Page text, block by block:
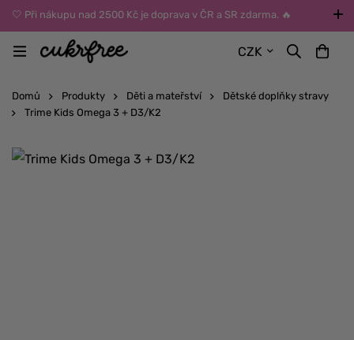
🤍 Při nákupu nad 2500 Kč je doprava v ČR a SR zdarma. 🔥
UPOZORNĚNÍ: Během léta vybírejte dopravu kurýrem nebo do Z-
BOXů umístěných uvnitř budov. Reklamace zboží způsobené
CZK
Domů Produkty Děti a mateřství
Dětské doplňky stravy
Trime Kids Omega 3 + D3/K2